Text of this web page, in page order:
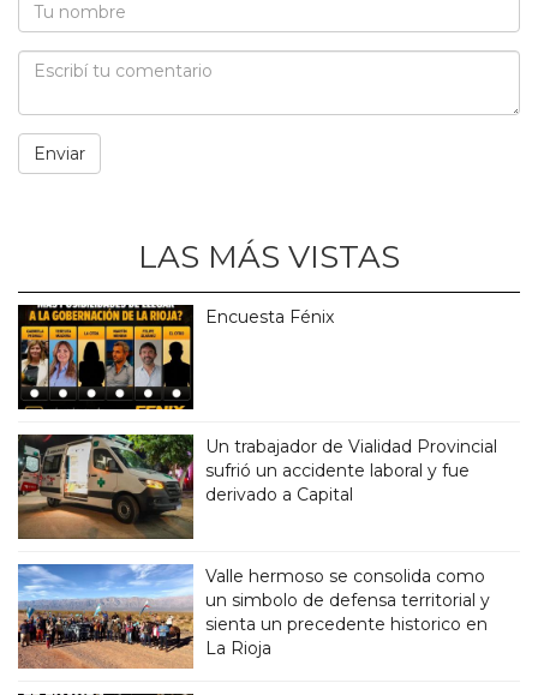
LAS MÁS VISTAS
Encuesta Fénix
Un trabajador de Vialidad Provincial
sufrió un accidente laboral y fue
derivado a Capital
Valle hermoso se consolida como
un simbolo de defensa territorial y
sienta un precedente historico en
La Rioja